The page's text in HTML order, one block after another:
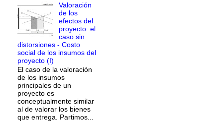
Valoración
de los
efectos del
proyecto: el
caso sin
distorsiones - Costo
social de los insumos del
proyecto (I)
El caso de la valoración
de los insumos
principales de un
proyecto es
conceptualmente similar
al de valorar los bienes
que entrega. Partimos...